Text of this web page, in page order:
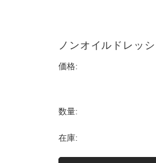
ノンオイルドレッ
価格:
数量:
在庫: